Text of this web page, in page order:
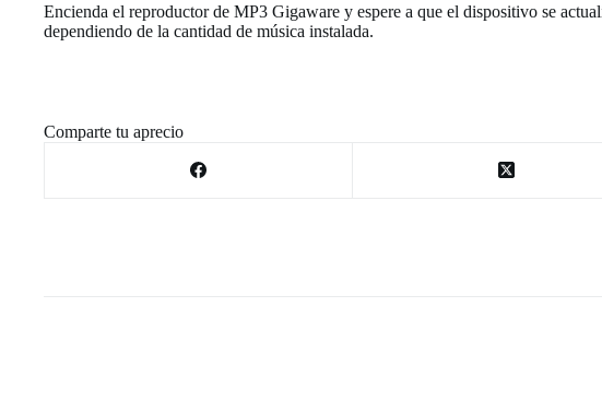
Encienda el reproductor de MP3 Gigaware y espere a que el dispositivo se
dependiendo de la cantidad de música instalada.
Comparte tu aprecio